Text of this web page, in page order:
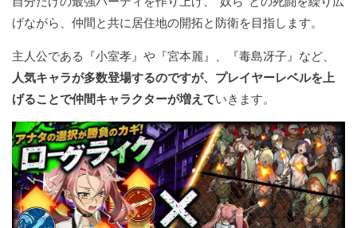
げながら、仲間と共に居住地の開拓と防衛を目指します。
主人公である『小室孝』や『宮本麗』、『毒島冴子』など、
人気キャラが多数登場するのですが、プレイヤーレベルを上
げることで仲間キャラクターが増えていきます。